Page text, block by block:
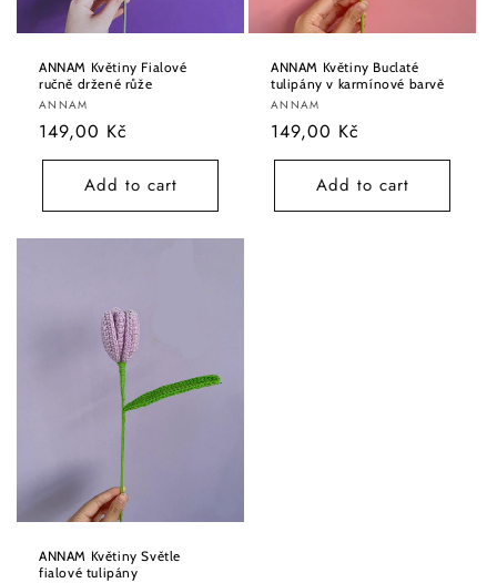
ANNAM Květiny Fialové
ručně držené růže
Vendor:
ANNAM
Regular
price
149,00 Kč
Add to cart
ANNAM Květiny Buclaté
tulipány v karmínové barvě
Vendor:
ANNAM
Regular
price
149,00 Kč
Add to cart
ANNAM Květiny Světle
fialové tulipány